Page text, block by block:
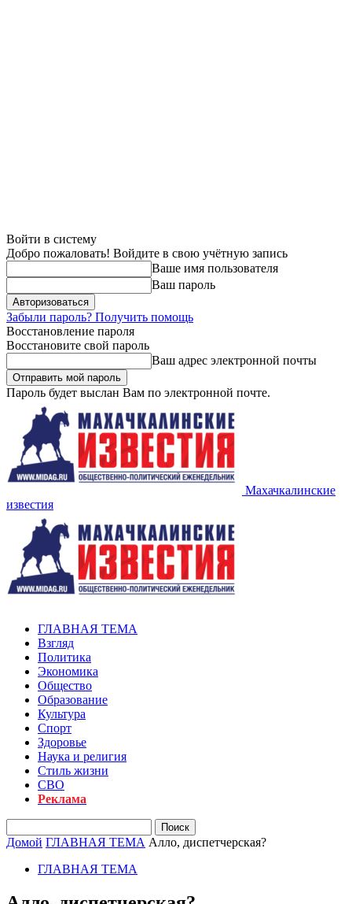
Войти в систему
Добро пожаловать! Войдите в свою учётную запись
Ваше имя пользователя
Ваш пароль
Забыли пароль? Получить помощь
Восстановление пароля
Восстановите свой пароль
Ваш адрес электронной почты
Пароль будет выслан Вам по электронной почте.
Махачкалинские
известия
ГЛАВНАЯ ТЕМА
Взгляд
Политика
Экономика
Общество
Образование
Культура
Спорт
Здоровье
Наука и религия
Стиль жизни
СВО
Реклама
Домой ГЛАВНАЯ ТЕМА Алло, диспетчерская?
ГЛАВНАЯ ТЕМА